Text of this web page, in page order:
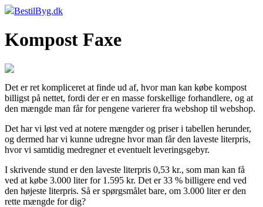
BestilByg.dk
Kompost Faxe
Det er ret kompliceret at finde ud af, hvor man kan købe kompost
billigst på nettet, fordi der er en masse forskellige forhandlere, og at
den mængde man får for pengene varierer fra webshop til webshop.
Det har vi løst ved at notere mængder og priser i tabellen herunder,
og dermed har vi kunne udregne hvor man får den laveste literpris,
hvor vi samtidig medregner et eventuelt leveringsgebyr.
I skrivende stund er den laveste literpris 0,53 kr., som man kan få
ved at købe 3.000 liter for 1.595 kr. Det er 33 % billigere end ved
den højeste literpris. Så er spørgsmålet bare, om 3.000 liter er den
rette mængde for dig?